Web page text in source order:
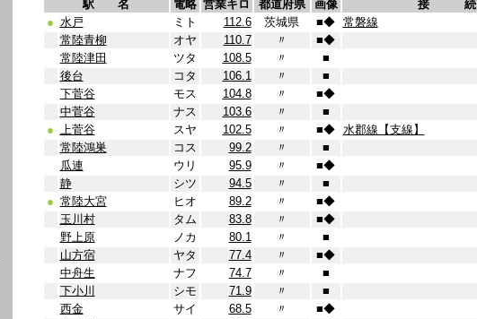
駅 名 電略 営業キロ 都道府県 画像
接 続
● 水戸 ミト 112.6 茨城県 ■◆ 常磐線
常陸青柳
オヤ 110.7 〃 ■◆
常陸津田
ツタ 108.5 〃
■
後台
コタ 106.1 〃
■
下菅谷
モス 104.8 〃 ■◆
中菅谷
ナス 103.6 〃
■
● 上菅谷 スヤ 102.5 〃 ■◆ 水郡線【支線】
常陸鴻巣
コス 99.2 〃
■
瓜連
ウリ 95.9 〃 ■◆
静
シツ 94.5 〃
■
● 常陸大宮 ヒオ 89.2 〃 ■◆
玉川村
タム 83.8 〃 ■◆
野上原
ノカ 80.1 〃
■
山方宿
ヤタ 77.4 〃 ■◆
中舟生
ナフ 74.7 〃
■
下小川
シモ 71.9 〃
■
西金
サイ 68.5 〃 ■◆